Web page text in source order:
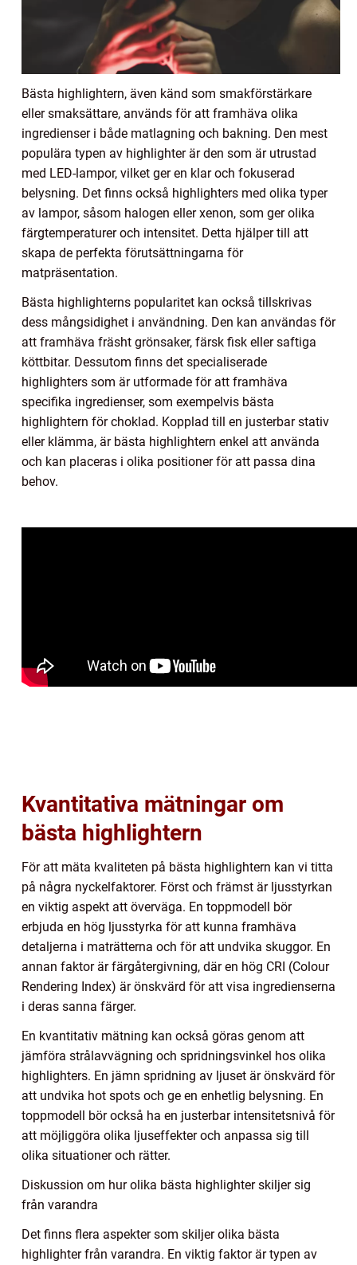
Bästa highlightern, även känd som smakförstärkare
eller smaksättare, används för att framhäva olika
ingredienser i både matlagning och bakning. Den mest
populära typen av highlighter är den som är utrustad
med LED-lampor, vilket ger en klar och fokuserad
belysning. Det finns också highlighters med olika typer
av lampor, såsom halogen eller xenon, som ger olika
färgtemperaturer och intensitet. Detta hjälper till att
skapa de perfekta förutsättningarna för
matpräsentation.
Bästa highlighterns popularitet kan också tillskrivas
dess mångsidighet i användning. Den kan användas för
att framhäva fräsht grönsaker, färsk fisk eller saftiga
köttbitar. Dessutom finns det specialiserade
highlighters som är utformade för att framhäva
specifika ingredienser, som exempelvis bästa
highlightern för choklad. Kopplad till en justerbar stativ
eller klämma, är bästa highlightern enkel att använda
och kan placeras i olika positioner för att passa dina
behov.
Kvantitativa mätningar om
bästa highlightern
För att mäta kvaliteten på bästa highlightern kan vi titta
på några nyckelfaktorer. Först och främst är ljusstyrkan
en viktig aspekt att överväga. En toppmodell bör
erbjuda en hög ljusstyrka för att kunna framhäva
detaljerna i maträtterna och för att undvika skuggor. En
annan faktor är färgåtergivning, där en hög CRI (Colour
Rendering Index) är önskvärd för att visa ingredienserna
i deras sanna färger.
En kvantitativ mätning kan också göras genom att
jämföra strålavvägning och spridningsvinkel hos olika
highlighters. En jämn spridning av ljuset är önskvärd för
att undvika hot spots och ge en enhetlig belysning. En
toppmodell bör också ha en justerbar intensitetsnivå för
att möjliggöra olika ljuseffekter och anpassa sig till
olika situationer och rätter.
Diskussion om hur olika bästa highlighter skiljer sig
från varandra
Det finns flera aspekter som skiljer olika bästa
highlighter från varandra. En viktig faktor är typen av